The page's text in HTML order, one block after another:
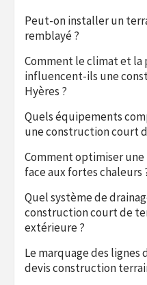
Peut-on installer un
remblayé ?
Comment le climat et
influencent-ils une
Hyères ?
Quels équipements
une construction court
Comment optimiser
face aux fortes chaleurs
Quel système de
construction court de
extérieure ?
Le marquage des
devis construction